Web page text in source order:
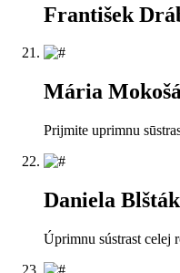
František
Mária
Prijmite uprimnu
Daniela
Úprimnu sústrast celej